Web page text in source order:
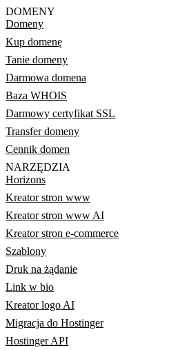
DOMENY
Domeny
Kup domenę
Tanie domeny
Darmowa domena
Baza WHOIS
Darmowy certyfikat SSL
Transfer domeny
Cennik domen
NARZĘDZIA
Horizons
Kreator stron www
Kreator stron www AI
Kreator stron e-commerce
Szablony
Druk na żądanie
Link w bio
Kreator logo AI
Migracja do Hostinger
Hostinger API